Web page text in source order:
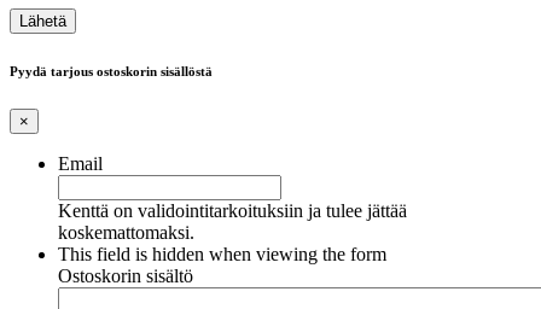
Pyydä tarjous ostoskorin sisällöstä
×
Email
Kenttä on validointitarkoituksiin ja tulee jättää
koskemattomaksi.
This field is hidden when viewing the form
Ostoskorin sisältö